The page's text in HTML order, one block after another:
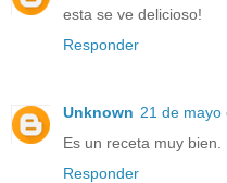
esta se ve delicioso!
Responder
Unknown 21 de mayo
Es un receta muy
Responder